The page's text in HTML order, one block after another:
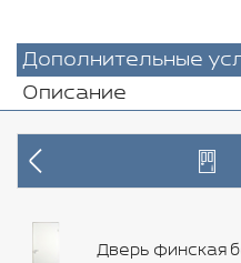
Дополнительные
Описание
Дверь финская